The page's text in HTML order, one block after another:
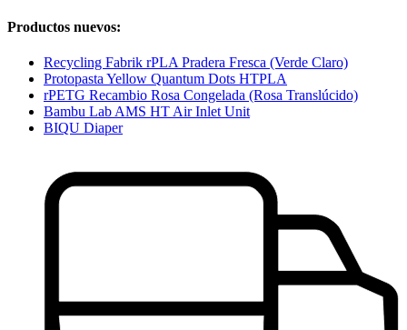
Productos nuevos:
Recycling Fabrik rPLA Pradera Fresca (Verde Claro)
Protopasta Yellow Quantum Dots HTPLA
rPETG Recambio Rosa Congelada (Rosa Translúcido)
Bambu Lab AMS HT Air Inlet Unit
BIQU Diaper